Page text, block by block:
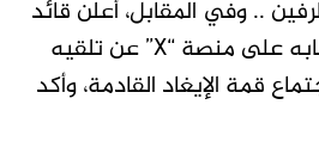
.. وفي المقابل، أعلن قائد
الدعم السريع عبر حسابه على منصة “X” عن تلقيه
قمة الإيغاد القادمة، وأكد